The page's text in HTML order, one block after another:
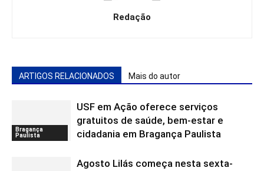
Redação
ARTIGOS RELACIONADOS Mais do autor
Bragança
Paulista
USF em Ação oferece serviços
gratuitos de saúde, bem-estar e
cidadania em Bragança Paulista
Agosto Lilás começa nesta sexta-